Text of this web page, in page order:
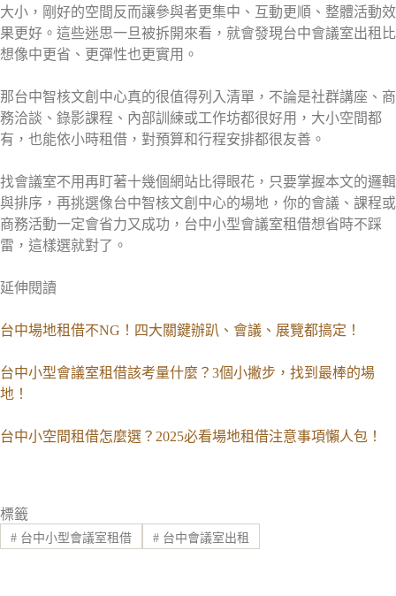
大小，剛好的空間反而讓參與者更集中、互動更順、整體活動效
果更好。這些迷思一旦被拆開來看，就會發現台中會議室出租比
想像中更省、更彈性也更實用。
那台中智核文創中心真的很值得列入清單，不論是社群講座、商
務洽談、錄影課程、內部訓練或工作坊都很好用，大小空間都
有，也能依小時租借，對預算和行程安排都很友善。
找會議室不用再盯著十幾個網站比得眼花，只要掌握本文的邏輯
與排序，再挑選像台中智核文創中心的場地，你的會議、課程或
商務活動一定會省力又成功，台中小型會議室租借想省時不踩
雷，這樣選就對了。
延伸閱讀
台中場地租借不NG！四大關鍵辦趴、會議、展覽都搞定！
台中小型會議室租借該考量什麼？3個小撇步，找到最棒的場
地！
台中小空間租借怎麼選？2025必看場地租借注意事項懶人包！
標籤
#台中小型會議室租借 #台中會議室出租